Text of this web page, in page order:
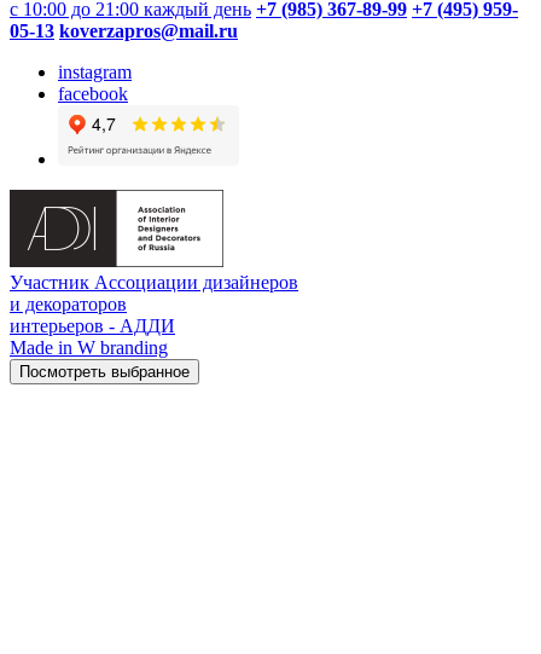
с 10:00 до 21:00 каждый день +7 (985) 367-89-99 +7 (495) 959-
05-13 koverzapros@mail.ru
instagram
facebook
Участник Ассоциации дизайнеров
и декораторов
интерьеров - АДДИ
Made in W branding
Посмотреть выбранное